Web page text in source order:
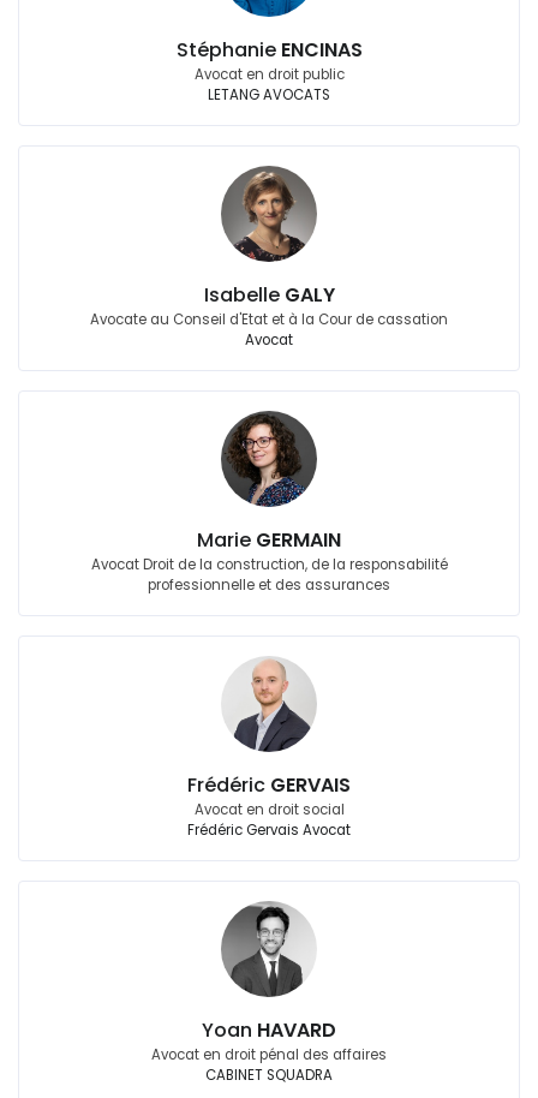
Stéphanie ENCINAS
Avocat en droit public
LETANG AVOCATS
Isabelle GALY
Avocate au Conseil d'Etat et à la Cour de cassation
Avocat
Marie GERMAIN
Avocat Droit de la construction, de la responsabilité
professionnelle et des assurances
Frédéric GERVAIS
Avocat en droit social
Frédéric Gervais Avocat
Yoan HAVARD
Avocat en droit pénal des affaires
CABINET SQUADRA